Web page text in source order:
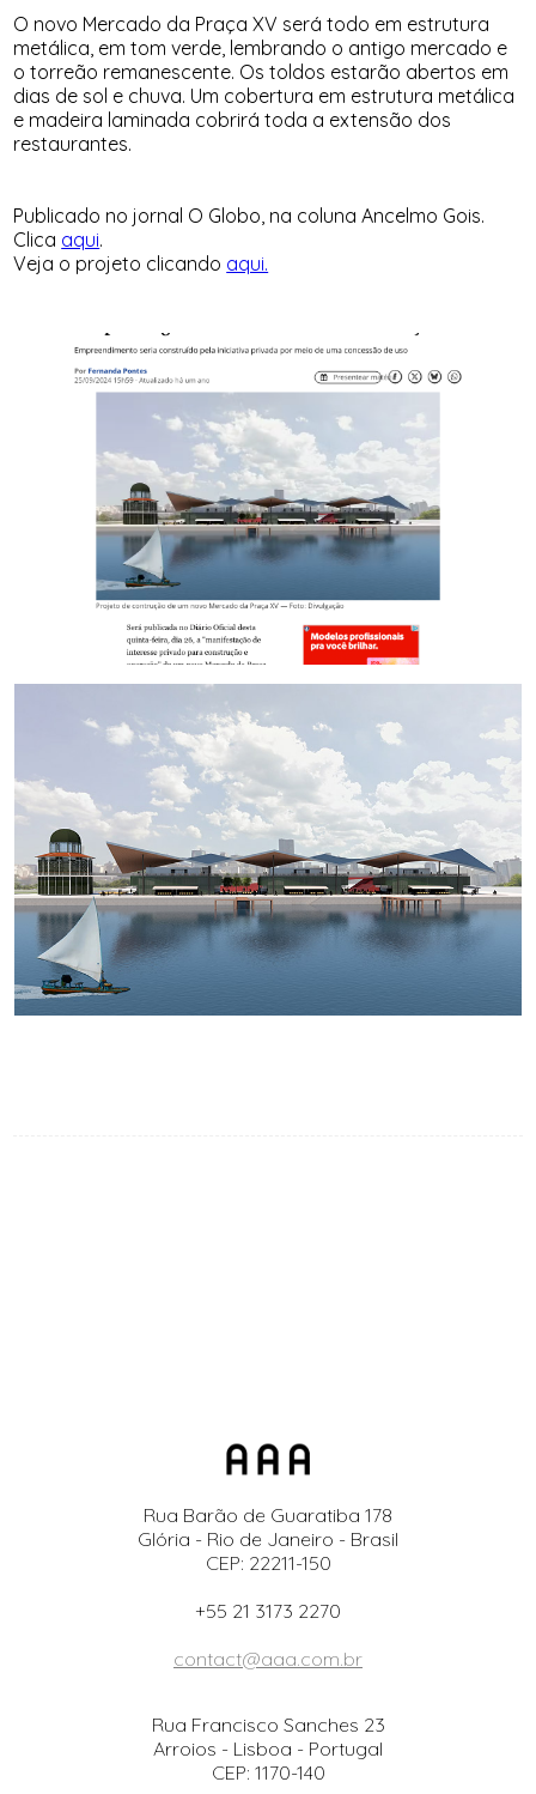
O novo Mercado da Praça XV será todo em estrutura
metálica, em tom verde, lembrando o antigo mercado e
o torreão remanescente. Os toldos estarão abertos em
dias de sol e chuva. Um cobertura em estrutura metálica
e madeira laminada cobrirá toda a extensão dos
restaurantes.
Publicado no jornal O Globo, na coluna Ancelmo Gois.
Clica aqui.
Veja o projeto clicando aqui.
Rua Barão de Guaratiba 178
Glória - Rio de Janeiro - Brasil
CEP: 22211-150
+55 21 3173 2270
contact@aaa.com.br
Rua Francisco Sanches 23
Arroios - Lisboa - Portugal
CEP: 1170-140